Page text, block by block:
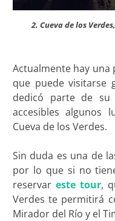
2. Cueva de los
Actualmente hay una
que puede visitarse
dedicó parte de
accesibles algunos
Cueva de los Verdes.
Sin duda es una de
por lo que si no
reservar este tour,
Verdes te permitirá
Mirador del Río y el